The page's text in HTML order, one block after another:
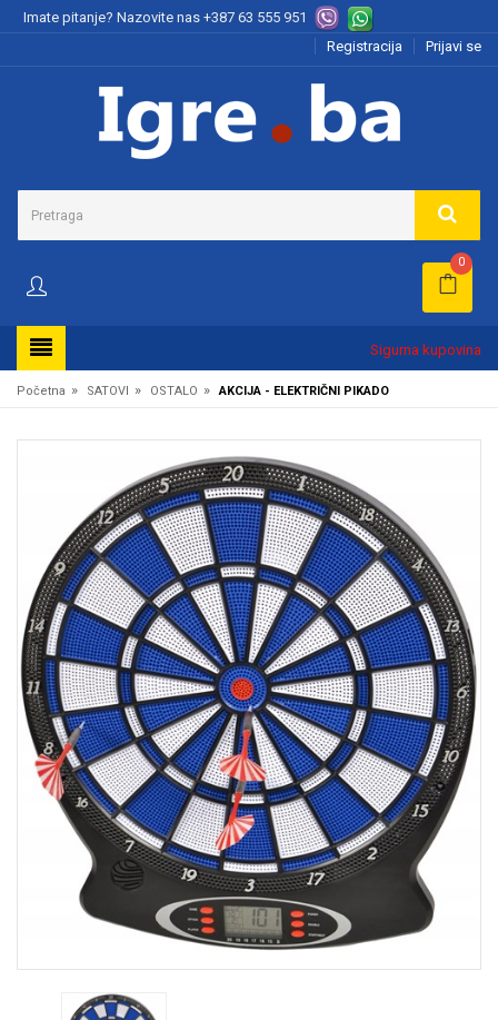
Imate pitanje? Nazovite nas +387 63 555 951
Registracija
Prijavi se
0
Sigurna kupovina
Početna » SATOVI » OSTALO » AKCIJA - ELEKTRIČNI PIKADO